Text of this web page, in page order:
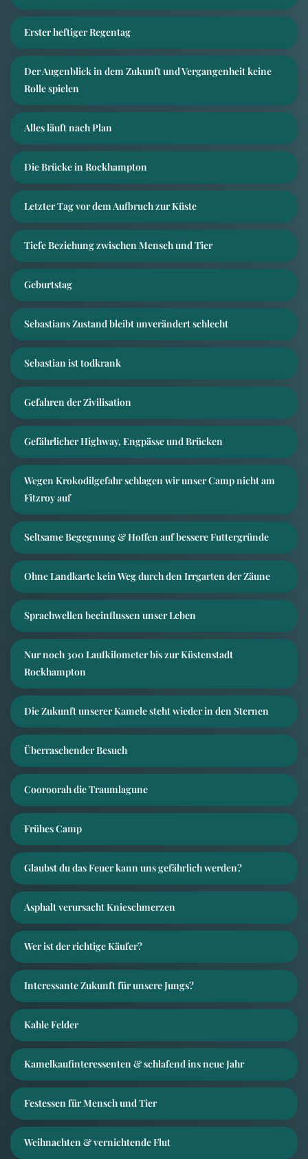
Erster heftiger Regentag
Der Augenblick in dem Zukunft und Vergangenheit keine
Rolle spielen
Alles läuft nach Plan
Die Brücke in Rockhampton
Letzter Tag vor dem Aufbruch zur Küste
Tiefe Beziehung zwischen Mensch und Tier
Geburtstag
Sebastians Zustand bleibt unverändert schlecht
Sebastian ist todkrank
Gefahren der Zivilisation
Gefährlicher Highway, Engpässe und Brücken
Wegen Krokodilgefahr schlagen wir unser Camp nicht am
Fitzroy auf
Seltsame Begegnung & Hoffen auf bessere Futtergründe
Ohne Landkarte kein Weg durch den Irrgarten der Zäune
Sprachwellen beeinflussen unser Leben
Nur noch 300 Laufkilometer bis zur Küstenstadt
Rockhampton
Die Zukunft unserer Kamele steht wieder in den Sternen
Überraschender Besuch
Cooroorah die Traumlagune
Frühes Camp
Glaubst du das Feuer kann uns gefährlich werden?
Asphalt verursacht Knieschmerzen
Wer ist der richtige Käufer?
Interessante Zukunft für unsere Jungs?
Kahle Felder
Kamelkaufinteressenten & schlafend ins neue Jahr
Festessen für Mensch und Tier
Weihnachten & vernichtende Flut